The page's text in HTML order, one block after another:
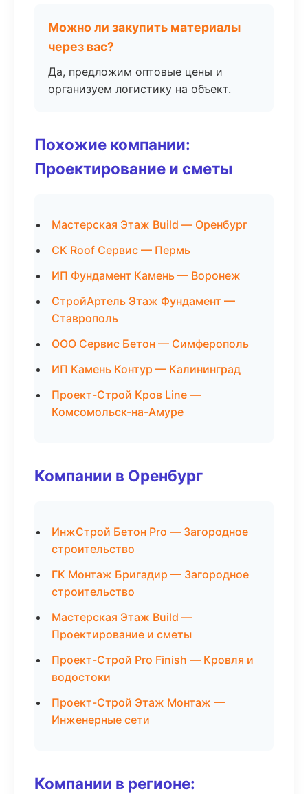
Можно ли закупить материалы
через вас?
Да, предложим оптовые цены и
организуем логистику на объект.
Похожие компании:
Проектирование и сметы
Мастерская Этаж Build — Оренбург
СК Roof Сервис — Пермь
ИП Фундамент Камень — Воронеж
СтройАртель Этаж Фундамент —
Ставрополь
ООО Сервис Бетон — Симферополь
ИП Камень Контур — Калининград
Проект-Строй Кров Line —
Комсомольск-на-Амуре
Компании в Оренбург
ИнжСтрой Бетон Pro — Загородное
строительство
ГК Монтаж Бригадир — Загородное
строительство
Мастерская Этаж Build —
Проектирование и сметы
Проект-Строй Pro Finish — Кровля и
водостоки
Проект-Строй Этаж Монтаж —
Инженерные сети
Компании в регионе: